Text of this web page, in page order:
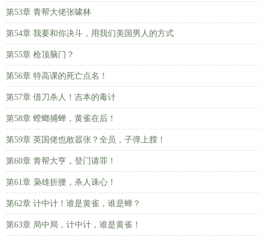
第53章 青帮大佬张啸林
第54章 我要和你决斗，用我们美国男人的方式
第55章 枪顶脑门？
第56章 特高课的死亡点名！
第57章 借刀杀人！吉本的毒计
第58章 螳螂捕蝉，黄雀在后！
第59章 英国佬也敢嚣张？全员，子弹上膛！
第60章 青帮大亨，登门请罪！
第61章 枭雄折腰，杀人诛心！
第62章 计中计！谁是黄雀，谁是蝉？
第63章 局中局，计中计，谁是黄雀！